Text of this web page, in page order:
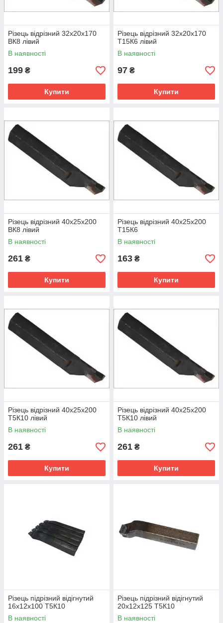
Різець відрізний 32х20х170
ВК8 лівий
В наявності
199 ₴
Купити
Різець відрізний 32х20х170
Т15К6 лівий
В наявності
97 ₴
Купити
Різець відрізний 40х25х200
ВК8 лівий
В наявності
261 ₴
Купити
Різець відрізний 40х25х200
Т15К6
В наявності
163 ₴
Купити
Різець відрізний 40х25х200
Т5К10 лівий
В наявності
261 ₴
Купити
Різець відрізний 40х25х200
Т5К10 лівий
В наявності
261 ₴
Купити
Різець підрізний відігнутий
16х12х100 Т5К10
В наявності
Різець підрізний відігнутий
20х12х125 Т5К10
В наявності